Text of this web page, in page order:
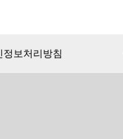
정보처리방침